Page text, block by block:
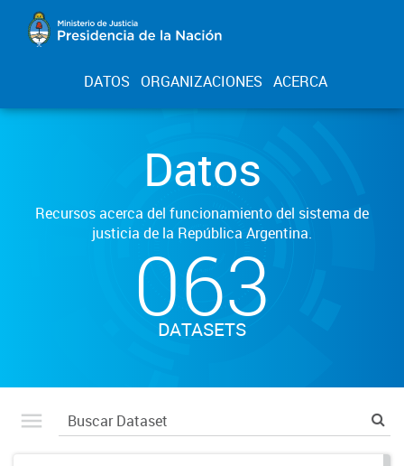
DATOS ORGANIZACIONES ACERCA
Datos
Recursos acerca del funcionamiento del sistema de
justicia de la República Argentina.
063
DATASETS